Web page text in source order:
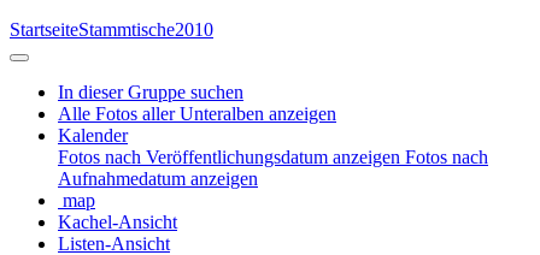
StartseiteStammtische2010
In dieser Gruppe suchen
Alle Fotos aller Unteralben anzeigen
Kalender
Fotos nach Veröffentlichungsdatum anzeigen Fotos nach
Aufnahmedatum anzeigen
map
Kachel-Ansicht
Listen-Ansicht